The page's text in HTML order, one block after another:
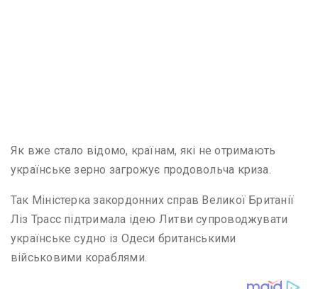
Як вже стало відомо, країнам, які не отримають
українське зерно загрожує продовольча криза.
Так Міністерка закордонних справ Великої Британії
Ліз Трасс підтримала ідею Литви супроводжувати
українське судно із Одеси британськими
військовими кораблями.